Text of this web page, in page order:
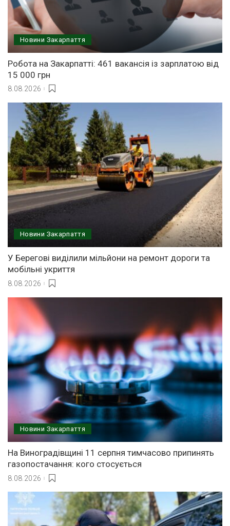
Новини Закарпаття
Робота на Закарпатті: 461 вакансія із зарплатою від
15 000 грн
8.08.2026
Новини Закарпаття
У Берегові виділили мільйони на ремонт дороги та
мобільні укриття
8.08.2026
Новини Закарпаття
На Виноградівщині 11 серпня тимчасово припинять
газопостачання: кого стосується
8.08.2026